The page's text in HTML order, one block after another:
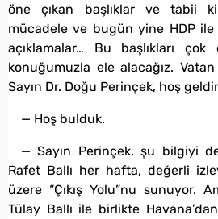
öne çıkan başlıklar ve tabii
mücadele ve bugün yine HDP ile
açıklamalar… Bu başlıkları
konuğumuzla ele alacağız.
Sayın Dr. Doğu Perinçek, hoş
— Hoş bulduk.
— Sayın Perinçek, şu bilgiyi
Rafet Ballı her hafta, değerli
üzere “Çıkış Yolu”nu sunuyor.
Tülay Ballı ile birlikte